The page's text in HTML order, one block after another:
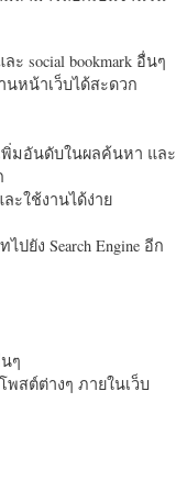
social bookmark อื่นๆ
นหน้าเว็บได้สะดวก
พิ่มอันดับในผลค้นหา และ
ะใช้งานได้ง่าย
ยัง Search Engine อีก
ๆ
สต์ต่างๆ ภายในเว็บ